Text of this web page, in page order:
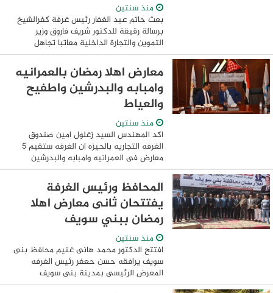
منذ سنتين
بعث حاتم عبد الغفار رئيس غرفة كفرالشيخ
برسالة رقيقة للدكتور شريف فاروق وزير
التموين والتجارة الداخلية معاتبا تجاهل
الصفحة الرسمية للوزارة علي مواقع التواصل
الاجتماعي لدور الغرف التجارية في اقامة ...
معارض اهلا رمضان بالعمرانيه
وامبابه والبدرشين واطفيح
والعياط
منذ سنتين
اكد المهندس السيد زغلول امين صندوق
الغرفه التجاريه بالحيزه ان الغرفه ستقيم 5
معارض فى العمرانيه وامبابه والبدرشين
واطفيح والعياط ، موضحا ان الغرفه ستتحمل
تكلفة اقامة 3 معارض منهم بالكامل وهم ...
المحافظ ورئيس الغرفة
يفتتحان ثانى معارض اهلا
رمضان ببني سويف
منذ سنتين
افتتح الدكتور محمد هانى غنيم محافظ بنى
سويف يرافقه حسن حعفر رئيس الغرفه
المعرض الرئيسى بمدينة بنى سويف
العاصمه وهو ثانى معارض المحافظه والذى